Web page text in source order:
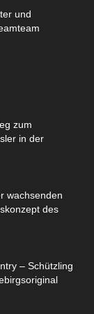
und
zum
in der
wachsenden
des
– Schützling